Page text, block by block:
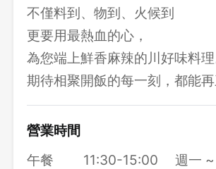
不僅料到、物到、火候到
更要用最熱血的心，
為您端上鮮香麻辣的川好味料理
期待相聚開飯的每一刻，都能再
營業時間
午餐
11:30-15:00
週一